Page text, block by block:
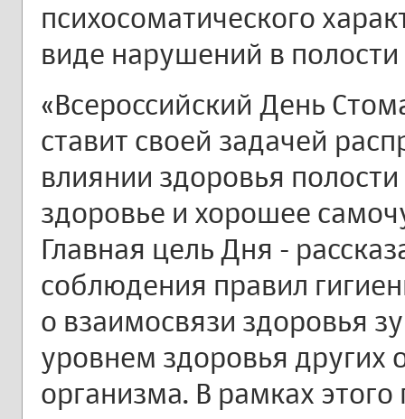
психосоматического
виде нарушений в полости
«Всероссийский День
ставит своей задачей
влиянии здоровья
здоровье и хорошее
Главная цель Дня -
соблюдения правил
о взаимосвязи здоровья
уровнем здоровья других
организма. В рамках